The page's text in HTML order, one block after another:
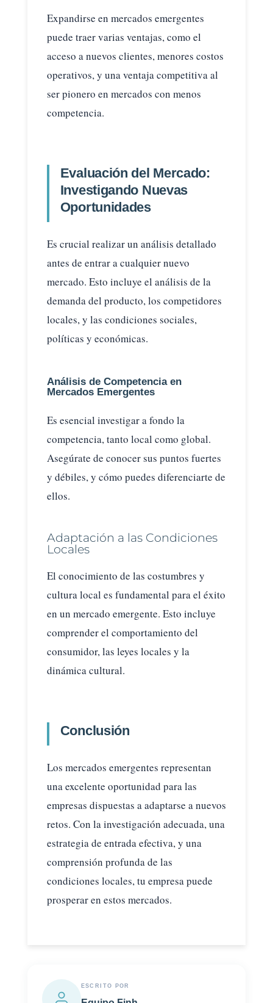
Expandirse en mercados emergentes
puede traer varias ventajas, como el
acceso a nuevos clientes, menores costos
operativos, y una ventaja competitiva al
ser pionero en mercados con menos
competencia.
Evaluación del Mercado:
Investigando Nuevas
Oportunidades
Es crucial realizar un análisis detallado
antes de entrar a cualquier nuevo
mercado. Esto incluye el análisis de la
demanda del producto, los competidores
locales, y las condiciones sociales,
políticas y económicas.
Análisis de Competencia en
Mercados Emergentes
Es esencial investigar a fondo la
competencia, tanto local como global.
Asegúrate de conocer sus puntos fuertes
y débiles, y cómo puedes diferenciarte de
ellos.
Adaptación a las Condiciones
Locales
El conocimiento de las costumbres y
cultura local es fundamental para el éxito
en un mercado emergente. Esto incluye
comprender el comportamiento del
consumidor, las leyes locales y la
dinámica cultural.
Conclusión
Los mercados emergentes representan
una excelente oportunidad para las
empresas dispuestas a adaptarse a nuevos
retos. Con la investigación adecuada, una
estrategia de entrada efectiva, y una
comprensión profunda de las
condiciones locales, tu empresa puede
prosperar en estos mercados.
ESCRITO POR